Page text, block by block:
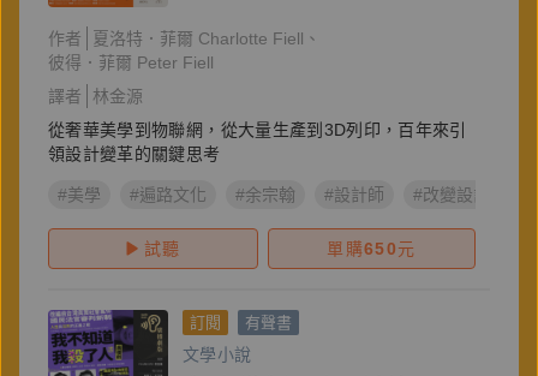
作者
夏洛特．菲爾 Charlotte Fiell
彼得．菲爾 Peter Fiell
譯者
林金源
從奢華美學到物聯網，從大量生產到3D列印，百年來引
領設計變革的關鍵思考
#美學 #遍路文化 #余宗翰 #設計師 #改變設計的
試聽 單購650元
訂閱 有聲書
文學小說